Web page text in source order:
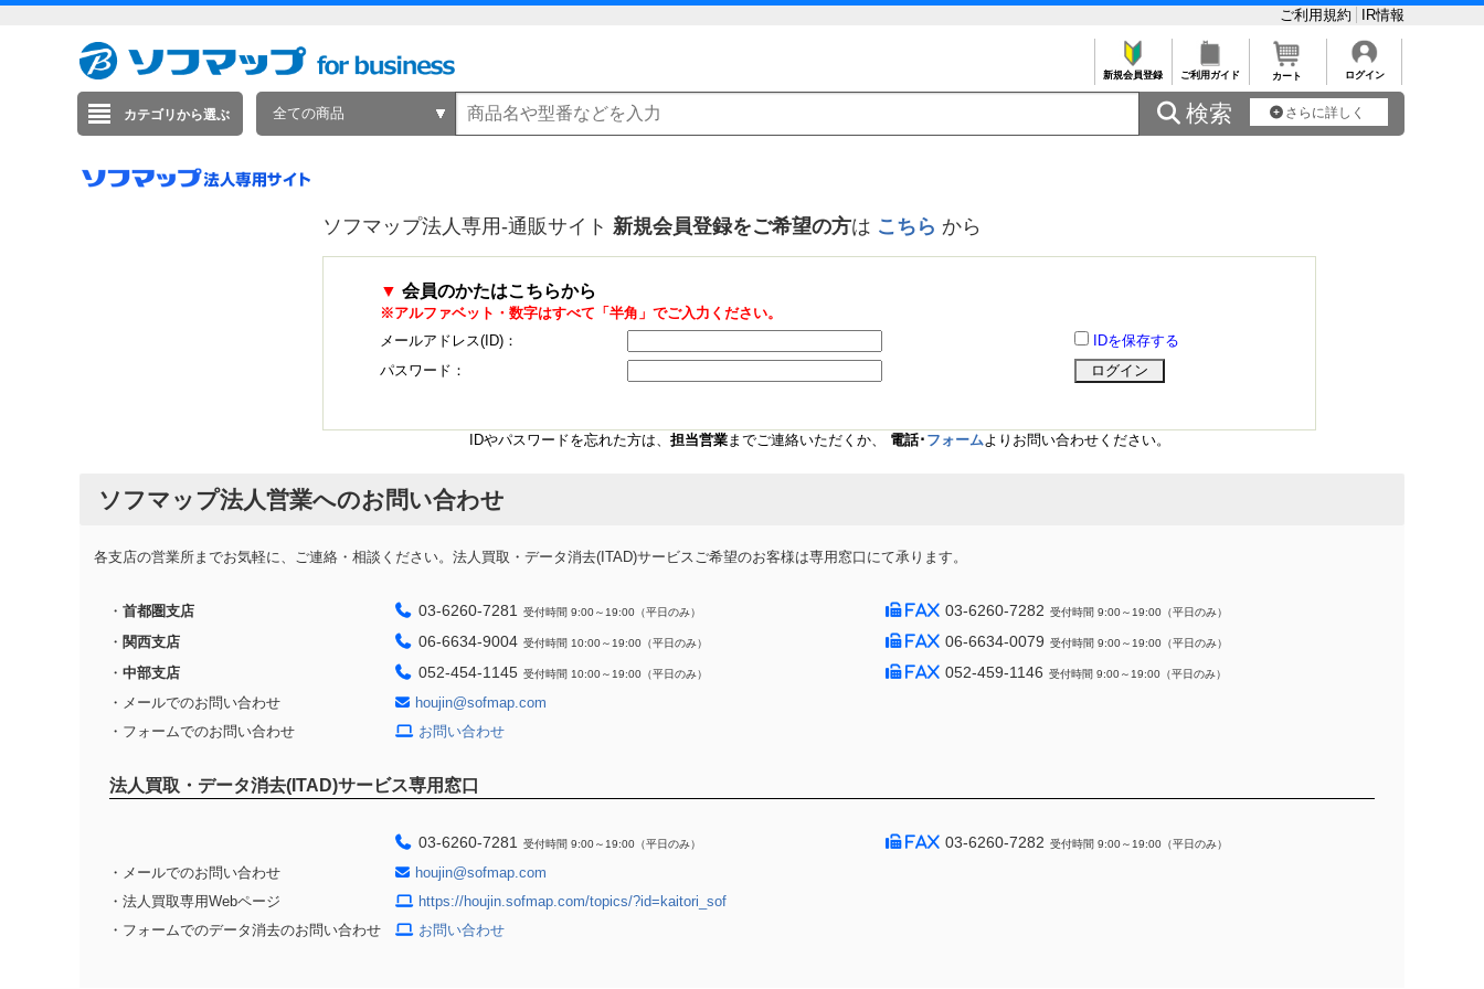
ご利用規約 IR情報
新規会員登録 ご利用ガイド カート ログイン
カテゴリから選ぶ 全ての商品  検索 さらに詳しく
ソフマップ法人専用-通販サイト 新規会員登録をご希望の方は こちら から
▼ 会員のかたはこちらから
※アルファベット・数字はすべて「半角」でご入力ください。
メールアドレス(ID)：
IDを保存する
パスワード：
IDやパスワードを忘れた方は、 担当営業までご連絡いただくか、 電話･ フォームよりお問い合わせください。
ソフマップ法人営業へのお問い合わせ
各支店の営業所までお気軽に、ご連絡・相談ください。法人買取・データ消去(ITAD)サービスご希望のお客様は専用窓口にて承ります。
・ 首都圏支店 03-6260-7281 受付時間 9:00～19:00（平日のみ） 03-6260-7282 受付時間 9:00～19:00（平日のみ）
・ 関西支店 06-6634-9004 受付時間 10:00～19:00（平日のみ） 06-6634-0079 受付時間 9:00～19:00（平日のみ）
・ 中部支店 052-454-1145 受付時間 10:00～19:00（平日のみ） 052-459-1146 受付時間 9:00～19:00（平日のみ）
・メールでのお問い合わせ
houjin@sofmap.com
・フォームでのお問い合わせ
お問い合わせ
法人買取・データ消去(ITAD)サービス専用窓口
03-6260-7281 受付時間 9:00～19:00（平日のみ） 03-6260-7282 受付時間 9:00～19:00（平日のみ）
・メールでのお問い合わせ
houjin@sofmap.com
・法人買取専用Webページ
https://houjin.sofmap.com/topics/?id=kaitori_sof
・フォームでのデータ消去のお問い合わせ
お問い合わせ